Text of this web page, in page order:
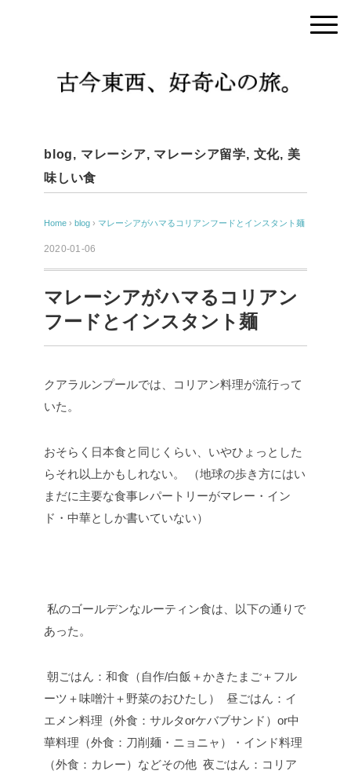
blog, マレーシア, マレーシア留学, 文化, 美
味しい食
Home › blog › マレーシアがハマるコリアンフードとインスタント麺
2020-01-06
マレーシアがハマるコリアン
フードとインスタント麺
クアラルンプールでは、コリアン料理が流行って
いた。
おそらく日本食と同じくらい、いやひょっとした
らそれ以上かもしれない。
（地球の歩き方にはい
まだに主要な食事レパートリーがマレー・イン
ド・中華としか書いていない）
私のゴールデンなルーティン食は、以下の通りで
あった。
朝ごはん：和食（自作/白飯＋かきたまご＋フル
ーツ＋味噌汁＋野菜のおひたし）
昼ごはん：イ
エメン料理（外食：サルタorケバブサンド）or中
華料理（外食：刀削麺・ニョニャ）・インド料理
（外食：カレー）などその他 夜ごはん：コリア